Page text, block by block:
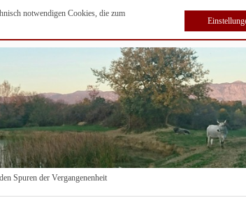
notwendigen Cookies, die zum
Spuren der Vergangenenheit